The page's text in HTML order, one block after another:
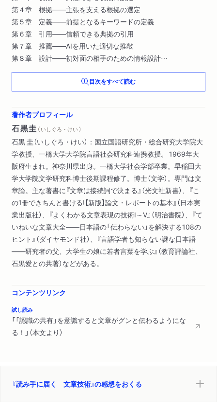
第４章 根拠――主張を支える根拠の選定
第５章 定義――前提となるキーワードの定義
第６章 引用――信頼できる典拠の引用
第７章 推薦――AIを用いた適切な推敲
第８章 設計――初対面の相手のための情報設計
第９章 配慮――読み手の印象への配慮
第10章 総合――文章が生まれる過程
目次をすべて読む
著作者プロフィール
石黒圭 （ いしぐろ・けい ）
石黒 圭（いしぐろ・けい）：国立国語研究所・総合研究大学院大
学教授、一橋大学大学院言語社会研究科連携教授。 1969年大
阪府生まれ。神奈川県出身。一橋大学社会学部卒業。早稲田大
学大学院文学研究科博士後期課程修了。博士（文学）。専門は文
章論。主な著書に『文章は接続詞で決まる』（光文社新書）、『こ
の1冊できちんと書ける!【新版】論文・レポートの基本』（日本実
業出版社）、『よくわかる文章表現の技術Ⅰ～Ⅴ』（明治書院）、『て
いねいな文章大全――日本語の「伝わらない」を解決する108の
ヒント』（ダイヤモンド社）、『言語学者も知らない謎な日本語
――研究者の父、大学生の娘に若者言葉を学ぶ』（教育評論社、
石黒愛との共著）などがある。
コンテンツリンク
試し読み
「「認識の共有」を意識すると文章がグンと伝わるようにな
る！」（本文より）
『読み手に届く 文章技術』の感想をおくる